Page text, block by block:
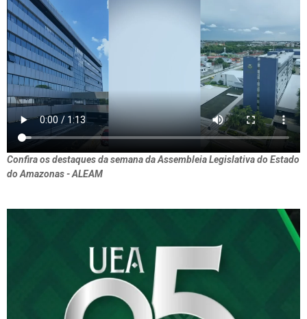
Confira os destaques da semana da Assembleia Legislativa do Estado
do Amazonas - ALEAM